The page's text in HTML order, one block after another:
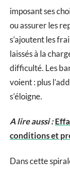
imposant ses
ou assurer les
s’ajoutent les
laissés à la
difficulté. Les
voient : plus
s’éloigne.
A lire aussi :
conditions et
Dans cette